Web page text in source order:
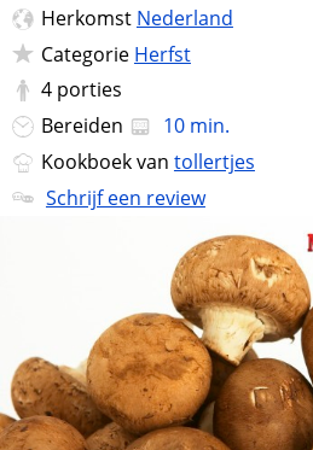
Herkomst Nederland
Categorie Herfst
4 porties
Bereiden
10 min.
Kookboek van tollertjes
Schrijf een review